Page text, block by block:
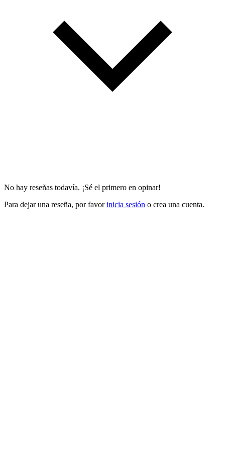
No hay reseñas todavía. ¡Sé el primero en opinar!
Para dejar una reseña, por favorinicia sesión o crea una cuenta.